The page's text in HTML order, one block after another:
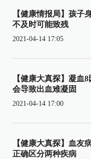
【健康情报局】孩子
不及时可能致残
2021-04-14 17:05
【健康大真探】凝血
会导致出血难凝固
2021-04-14 17:00
【健康大真探】血友
正确区分两种疾病